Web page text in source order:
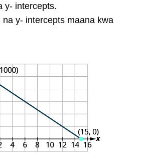
y- intercepts.
na y- intercepts maana kwa